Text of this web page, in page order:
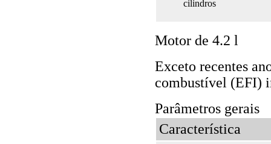
cilindros
Motor de 4.2 l
Exceto recentes
combustível (EFI)
Parâmetros gerais
Característica